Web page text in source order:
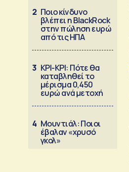
2 Ποιο κίνδυνο
βλέπει η BlackRock
στην πώληση ευρώ
από τις ΗΠΑ
3 ΚΡΙ-ΚΡΙ: Πότε θα
καταβληθεί το
μέρισμα 0,450
ευρώ ανά μετοχή
4 Μουντιάλ: Ποιοι
έβαλαν «χρυσό
γκολ»